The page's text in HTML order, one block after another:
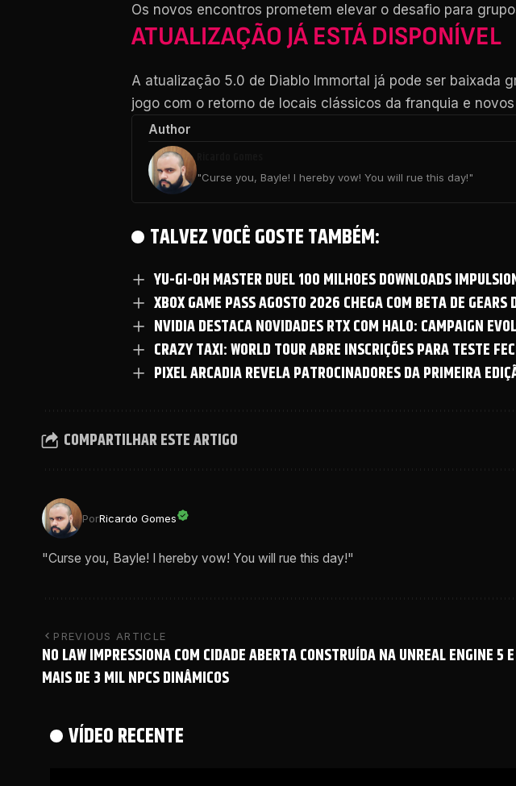
Os novos encontros prometem elevar o desafio para
ATUALIZAÇÃO JÁ ESTÁ DISPONÍVEL
A atualização 5.0 de Diablo Immortal já pode ser baixada
jogo com o retorno de locais clássicos da franquia e
Author
"Curse you, Bayle! I hereby vow! You will rue this day!"
TALVEZ VOCÊ GOSTE TAMBÉM:
YU-GI-OH MASTER DUEL 100 MILHOES DOWNLOADS
XBOX GAME PASS AGOSTO 2026 CHEGA COM BETA DE
NVIDIA DESTACA NOVIDADES RTX COM HALO: CAMPAIGN
CRAZY TAXI: WORLD TOUR ABRE INSCRIÇÕES PARA TESTE
PIXEL ARCADIA REVELA PATROCINADORES DA PRIMEIRA
COMPARTILHAR ESTE ARTIGO
PorRicardo Gomes
"Curse you, Bayle! I hereby vow! You will rue this day!"
PREVIOUS ARTICLE
NO LAW IMPRESSIONA COM CIDADE ABERTA CONSTRUÍDA NA UNREAL ENGINE 5 E
MAIS DE 3 MIL NPCS DINÂMICOS
VÍDEO RECENTE